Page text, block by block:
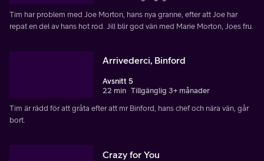
Tim har problem med Joe Morton, hans nya granne, efter att Joe har
repat en del av hans hot rod. Jill blir god vän med Marie Morton, Joes fru.
Arrivederci, Binford
Avsnitt 5
22 min Tillgänglig 3+ månader
Tim är rädd för att gråta efter att mr Binford, hans chef och nära vän, går
bort.
Crazy for You